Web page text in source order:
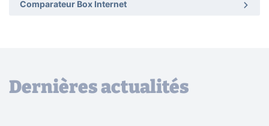
Comparateur Box Internet
Dernières actualités